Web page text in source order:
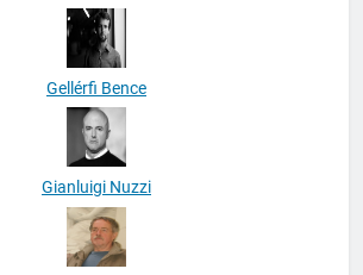
Gellérfi Bence
Gianluigi Nuzzi